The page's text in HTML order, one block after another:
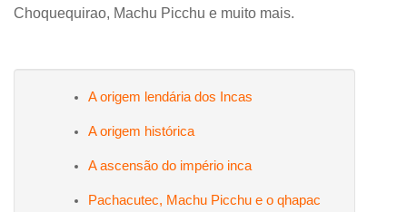
Choquequirao, Machu Picchu e muito mais.
A origem lendária dos Incas
A origem histórica
A ascensão do império inca
Pachacutec, Machu Picchu e o qhapac